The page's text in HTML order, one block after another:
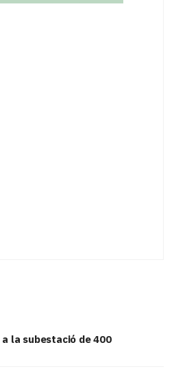
la subestació de 400